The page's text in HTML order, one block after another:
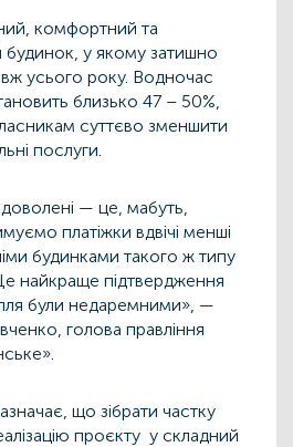
комфортний та
у якому затишно
усього року. Водночас
близько 47 – 50%,
суттєво зменшити
послуги.
— це, мабуть,
платіжки вдвічі менші
будинками такого ж типу
найкраще підтвердження
були недаремними», —
голова правління
що зібрати частку
проєкту у складний